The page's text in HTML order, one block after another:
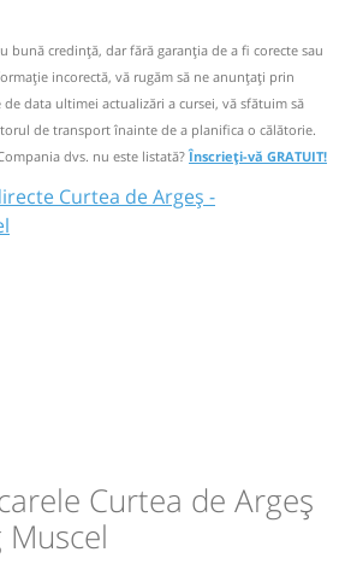
Valcea -Curtea de Arges-
-Bucuresti - Mangalia
| Ultima actualizare: 07/2026
aici
din călătoria ta⤣
Argeș
Autogara RMR Curtea
Rm Valcea - Curtea de Arges -
bună credinţă, dar fără garanţia de a fi corecte sau
incorectă, vă rugăm să ne anunțați prin
data ultimei actualizări a cursei, vă sfătuim să
de transport înainte de a planifica o călătorie.
dvs. nu este listată?Înscrieți-vă GRATUIT!
Curtea de Argeș -
Curtea de Argeș